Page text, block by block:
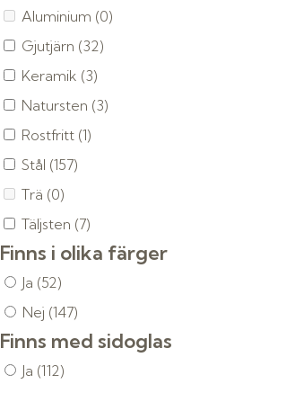
Aluminium (0)
Gjutjärn (32)
Keramik (3)
Natursten (3)
Rostfritt (1)
Stål (157)
Trä (0)
Täljsten (7)
Finns i olika färger
Ja (52)
Nej (147)
Finns med sidoglas
Ja (112)